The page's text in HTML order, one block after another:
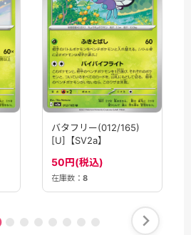
バタフリー(012/165)
[U]【SV2a】
50円(税込)
在庫数： 8